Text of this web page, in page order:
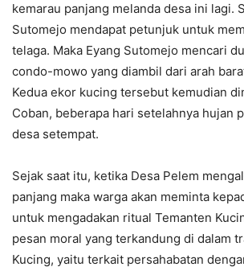
kemarau panjang melanda desa ini lagi.
Sutomejo mendapat petunjuk untuk
telaga. Maka Eyang Sutomejo mencari
condo-mowo yang diambil dari arah
Kedua ekor kucing tersebut kemudian
Coban, beberapa hari setelahnya hujan
desa setempat.
Sejak saat itu, ketika Desa Pelem
panjang maka warga akan meminta
untuk mengadakan ritual Temanten
pesan moral yang terkandung di dalam
Kucing, yaitu terkait persahabatan